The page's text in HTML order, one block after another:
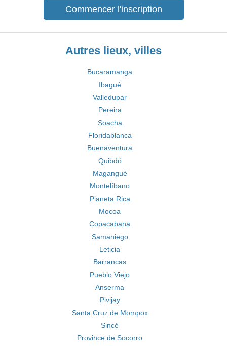
Commencer l'inscription
Autres lieux, villes
Bucaramanga
Ibagué
Valledupar
Pereira
Soacha
Floridablanca
Buenaventura
Quibdó
Magangué
Montelíbano
Planeta Rica
Mocoa
Copacabana
Samaniego
Leticia
Barrancas
Pueblo Viejo
Anserma
Pivijay
Santa Cruz de Mompox
Sincé
Province de Socorro